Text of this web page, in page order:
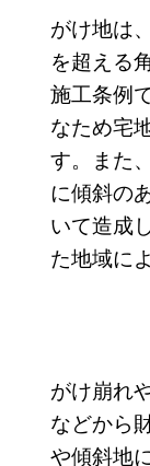
がけ地は
を超える
施工条例
なため宅
す。また
に傾斜の
いて造成
た地域に
がけ崩れ
などから
や傾斜地